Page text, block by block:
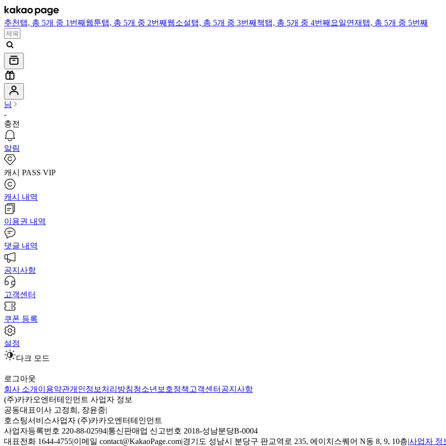
추천 탭, 총 5개 중 1번째 웹툰탭, 총 5개 중 2번째 웹소설탭, 총 5개 중 3번째 책탭, 총 5개 중 4번째 요일연재 탭, 총 5개 중 5번째
님
-
충전
알림
캐시 PASS VIP
캐시 내역
이용권 내역
댓글 내역
공지사항
고객센터
쿠폰 등록
설정
다크 모드
로그아웃
회사 소개 이용약관개인정보처리방침청소년보호정책 고객센터 공지사항
(주)카카오엔터테인먼트 사업자 정보
공동대표이사 고정희, 장윤중|
호스팅서비스사업자 (주)카카오엔터테인먼트
사업자등록번호 220-88-02594|통신판매업 신고번호 2018-성남분당B-0004
대표전화 1644-4755|이메일 contact@KakaoPage.com|경기도 성남시 분당구 판교역로 235, 에이치스퀘어 N동 8, 9, 10층|사업자 정